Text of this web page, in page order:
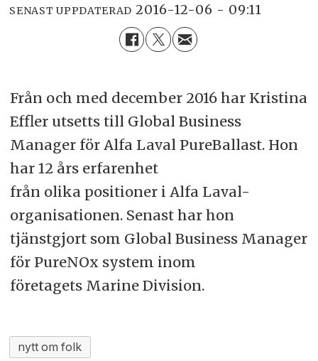
SENAST UPPDATERAD 2016-12-06 - 09:11
Från och med december 2016 har Kristina
Effler utsetts till Global Business
Manager för Alfa Laval PureBallast. Hon
har 12 års erfarenhet
från olika positioner i Alfa Laval-
organisationen. Senast har hon
tjänstgjort som Global Business Manager
för PureNOx system inom
företagets Marine Division.
nytt om folk